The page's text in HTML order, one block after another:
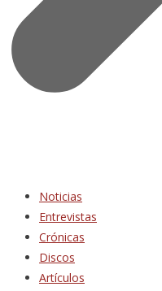
Noticias
Entrevistas
Crónicas
Discos
Artículos